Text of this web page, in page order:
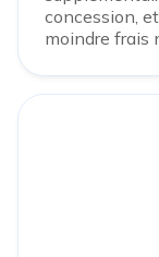
concession,
moindre frais